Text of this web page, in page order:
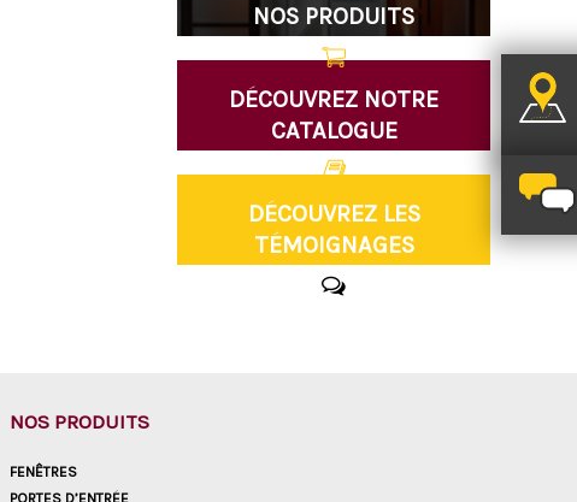
NOS PRODUITS
DÉCOUVREZ NOTRE
CATALOGUE
DÉCOUVREZ LES
TÉMOIGNAGES
NOS PRODUITS
FENÊTRES
PORTES D’ENTRÉE